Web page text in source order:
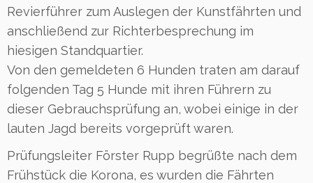
Revierführer zum Auslegen der Kunstfährten und
anschließend zur Richterbesprechung im
hiesigen Standquartier.
Von den gemeldeten 6 Hunden traten am darauf
folgenden Tag 5 Hunde mit ihren Führern zu
dieser Gebrauchsprüfung an, wobei einige in der
lauten Jagd bereits vorgeprüft waren.
Prüfungsleiter Förster Rupp begrüßte nach dem
Frühstück die Korona, es wurden die Fährten